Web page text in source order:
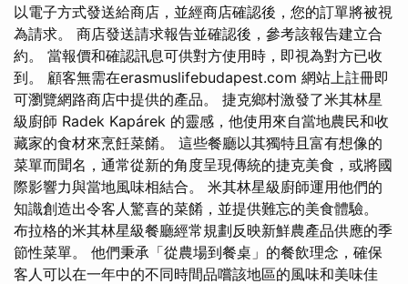
以電子方式發送給商店，並經商店確認後，您的訂單將被視
為請求。 商店發送請求報告並確認後，參考該報告建立合
約。 當報價和確認訊息可供對方使用時，即視為對方已收
到。 顧客無需在erasmuslifebudapest.com 網站上註冊即
可瀏覽網路商店中提供的產品。 捷克鄉村激發了米其林星
級廚師 Radek Kapárek 的靈感，他使用來自當地農民和收
藏家的食材來烹飪菜餚。 這些餐廳以其獨特且富有想像的
菜單而聞名，通常從新的角度呈現傳統的捷克美食，或將國
際影響力與當地風味相結合。 米其林星級廚師運用他們的
知識創造出令客人驚喜的菜餚，並提供難忘的美食體驗。
布拉格的米其林星級餐廳經常規劃反映新鮮農產品供應的季
節性菜單。 他們秉承「從農場到餐桌」的餐飲理念，確保
客人可以在一年中的不同時間品嚐該地區的風味和美味佳